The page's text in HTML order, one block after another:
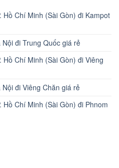
Chí Minh (Sài Gòn) đi Kampot
đi Trung Quốc giá rẻ
Chí Minh (Sài Gòn) đi Viêng
đi Viêng Chăn giá rẻ
Chí Minh (Sài Gòn) đi Phnom